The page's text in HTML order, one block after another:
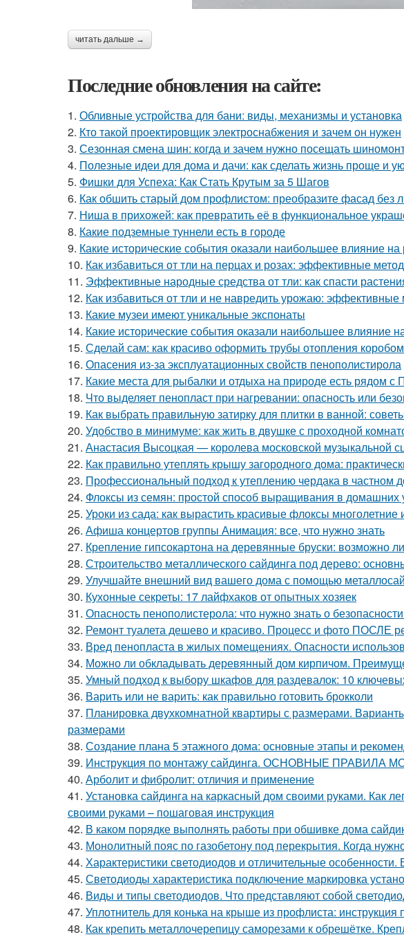
читать дальше →
Последние обновления на сайте:
1. Обливные устройства для бани: виды, механизмы и установка
2. Кто такой проектировщик электроснабжения и зачем он нужен
3. Сезонная смена шин: когда и зачем нужно посещать
4. Полезные идеи для дома и дачи: как сделать жизнь проще и
5. Фишки для Успеха: Как Стать Крутым за 5 Шагов
6. Как обшить старый дом профлистом: преобразите фасад без
7. Ниша в прихожей: как превратить её в функциональное
8. Какие подземные туннели есть в городе
9. Какие исторические события оказали наибольшее влияние
10. Как избавиться от тли на перцах и розах: эффективные
11. Эффективные народные средства от тли: как спасти
12. Как избавиться от тли и не навредить урожаю: эффективные
13. Какие музеи имеют уникальные экспонаты
14. Какие исторические события оказали наибольшее влияние
15. Сделай сам: как красиво оформить трубы отопления коробом
16. Опасения из-за эксплуатационных свойств пенополистирола
17. Какие места для рыбалки и отдыха на природе есть рядом с
18. Что выделяет пенопласт при нагревании: опасность или
19. Как выбрать правильную затирку для плитки в ванной:
20. Удобство в минимуме: как жить в двушке с проходной
21. Анастасия Высоцкая — королева московской музыкальной
22. Как правильно утеплять крышу загородного дома:
23. Профессиональный подход к утеплению чердака в частном
24. Флоксы из семян: простой способ выращивания в домашних
25. Уроки из сада: как вырастить красивые флоксы многолетние
26. Афиша концертов группы Анимация: все, что нужно знать
27. Крепление гипсокартона на деревянные бруски: возможно
28. Строительство металлического сайдинга под дерево:
29. Улучшайте внешний вид вашего дома с помощью
30. Кухонные секреты: 17 лайфхаков от опытных хозяек
31. Опасность пенополистерола: что нужно знать о
32. Ремонт туалета дешево и красиво. Процесс и фото ПОСЛЕ
33. Вред пенопласта в жилых помещениях. Опасности
34. Можно ли обкладывать деревянный дом кирпичом.
35. Умный подход к выбору шкафов для раздевалок: 10
36. Варить или не варить: как правильно готовить брокколи
37. Планировка двухкомнатной квартиры с размерами.
размерами
38. Создание плана 5 этажного дома: основные этапы и
39. Инструкция по монтажу сайдинга. ОСНОВНЫЕ ПРАВИЛА
40. Арболит и фибролит: отличия и применение
41. Установка сайдинга на каркасный дом своими руками. Как
своими руками – пошаговая инструкция
42. В каком порядке выполнять работы при обшивке дома
43. Монолитный пояс по газобетону под перекрытия. Когда
44. Характеристики светодиодов и отличительные
45. Светодиоды характеристика подключение маркировка
46. Виды и типы светодиодов. Что представляют собой
47. Уплотнитель для конька на крыше из профлиста: инструкция
48. Как крепить металлочерепицу саморезами к обрешётке.